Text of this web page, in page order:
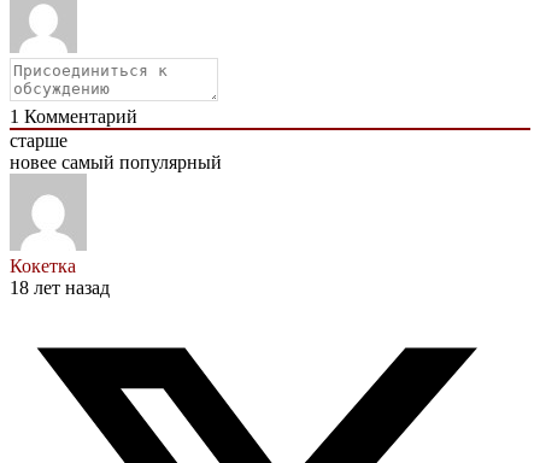
1 Комментарий
старше
новее самый популярный
Кокетка
18 лет назад